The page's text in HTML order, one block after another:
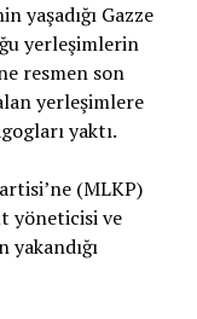
yaşadığı Gazze
yerleşimlerin
resmen son
yerleşimlere
yaktı.
(MLKP)
yöneticisi ve